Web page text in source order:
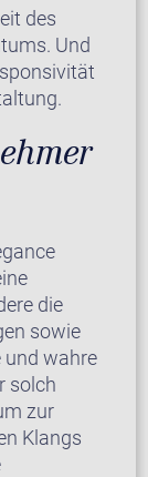
des
Und
die
sowie
und wahre
solch
zur
Klangs